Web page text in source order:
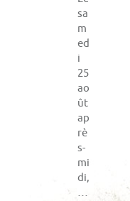
sa
m
ed
i
25
ao
ût
ap
rè
s-
mi
di,
…